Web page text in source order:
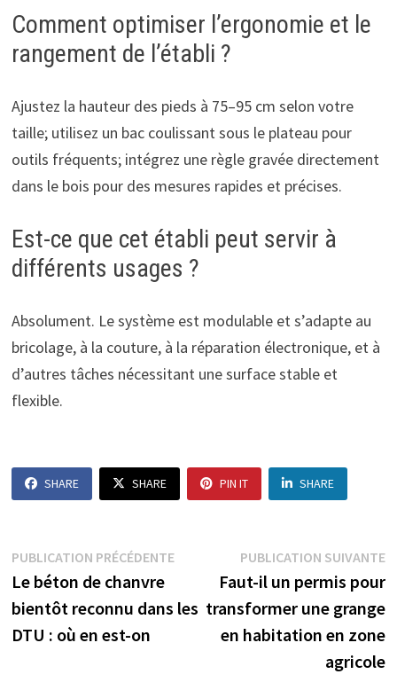
Comment optimiser l’ergonomie et le
rangement de l’établi ?
Ajustez la hauteur des pieds à 75–95 cm selon votre
taille; utilisez un bac coulissant sous le plateau pour
outils fréquents; intégrez une règle gravée directement
dans le bois pour des mesures rapides et précises.
Est-ce que cet établi peut servir à
différents usages ?
Absolument. Le système est modulable et s’adapte au
bricolage, à la couture, à la réparation électronique, et à
d’autres tâches nécessitant une surface stable et
flexible.
SHARE SHARE PIN IT SHARE
Navigation
de
l’article
PUBLICATION PRÉCÉDENTEPublication
précédente :
Le béton de chanvre
bientôt reconnu dans les
DTU : où en est-on
PUBLICATION SUIVANTE
Faut-il un permis pour
transformer une grange
en habitation en zone
agricole